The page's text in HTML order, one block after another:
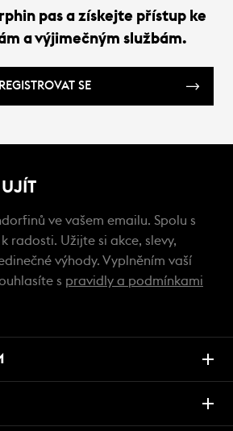
pas a získejte přístup ke
a výjimečným službám.
REGISTROVAT SE
ve vašem emailu. Spolu s
radosti. Užijte si akce, slevy,
výhody. Vyplněním vaší
s pravidly a podmínkami